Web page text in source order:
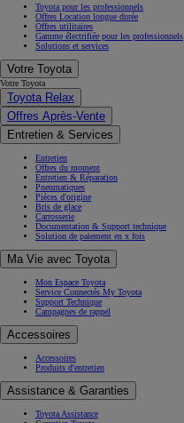
Toyota pour les professionnels
Offres Location longue durée
Offres utilitaires
Gamme électrifiée pour les professionnels
Solutions et services
Votre Toyota
Votre Toyota
Toyota Relax
Offres Après-Vente
Entretien & Services
Entretien
Offres du moment
Entretien & Réparation
Pneumatiques
Pièces d'origine
Bris de glace
Carrosserie
Documentation & Support technique
Solution de paiement en x fois
Ma Vie avec Toyota
Mon Espace Toyota
Service Connectés My Toyota
Support Technique
Campagnes de rappel
Accessoires
Accessoires
Produits d'entretien
Assistance & Garanties
Toyota Assistance